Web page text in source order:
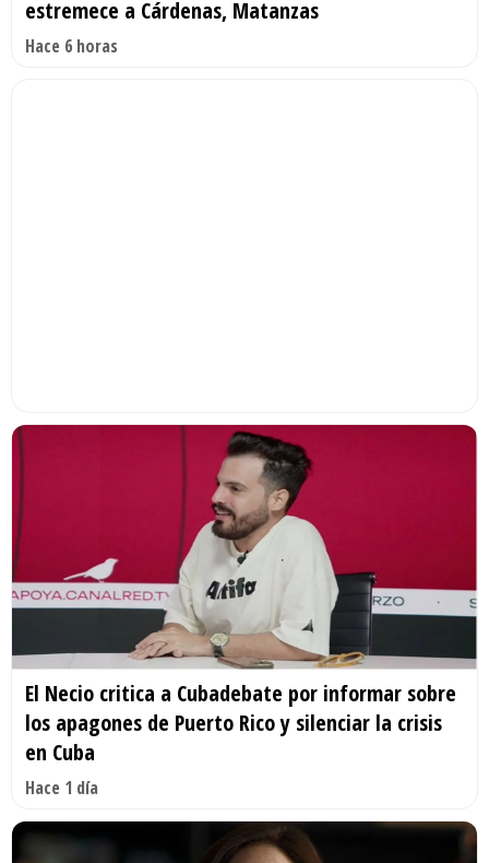
estremece a Cárdenas, Matanzas
Hace 6 horas
El Necio critica a Cubadebate por informar sobre
los apagones de Puerto Rico y silenciar la crisis
en Cuba
Hace 1 día